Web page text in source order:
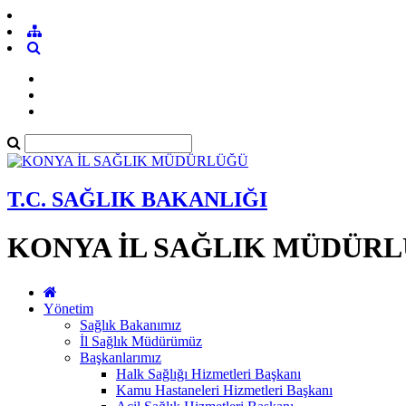
T.C. SAĞLIK BAKANLIĞI
KONYA İL SAĞLIK
Yönetim
Sağlık Bakanımız
İl Sağlık Müdürümüz
Başkanlarımız
Halk Sağlığı Hizmetleri Başkanı
Kamu Hastaneleri Hizmetleri Başkanı